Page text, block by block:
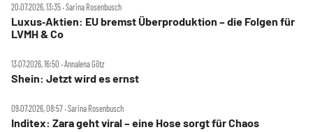
20.07.2026, 13:35 ‧ Sarina Rosenbusch
Luxus‑Aktien: EU bremst Überproduktion – die Folgen für
LVMH & Co
13.07.2026, 16:50 ‧ Annalena Götz
Shein: Jetzt wird es ernst
09.07.2026, 08:57 ‧ Sarina Rosenbusch
Inditex: Zara geht viral – eine Hose sorgt für Chaos